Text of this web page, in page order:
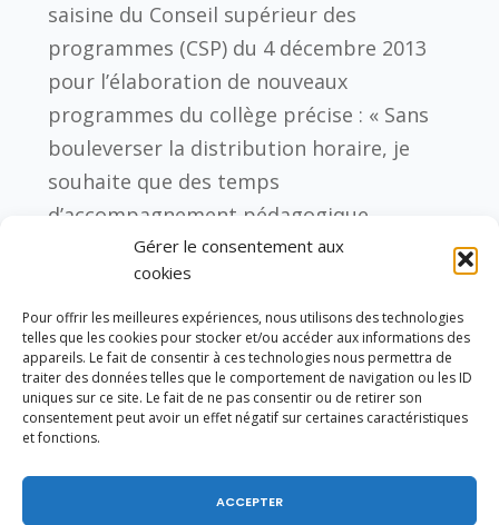
Gérer le consentement aux
cookies
Pour offrir les meilleures expériences, nous utilisons des technologies
telles que les cookies pour stocker et/ou accéder aux informations des
appareils. Le fait de consentir à ces technologies nous permettra de
traiter des données telles que le comportement de navigation ou les ID
uniques sur ce site. Le fait de ne pas consentir ou de retirer son
consentement peut avoir un effet négatif sur certaines caractéristiques
et fonctions.
ACCEPTER
saisine du Conseil supérieur des
programmes (CSP) du 4 décembre 2013
pour l’élaboration de nouveaux
programmes du collège précise : « Sans
bouleverser la distribution horaire, je
souhaite que des temps
d’accompagnement pédagogique
puissent être introduits au sein des
enseignements que vous identifierez
comme pouvant être prioritaires pour
cet accompagnement, sur chacune des
quatre années de collège, afin d’aider
tous les élèves à passer ce saut qualitatif
que constitue l’entrée dans le second
degré. (…) Au demeurant, la particularité
des trois années du cycle des